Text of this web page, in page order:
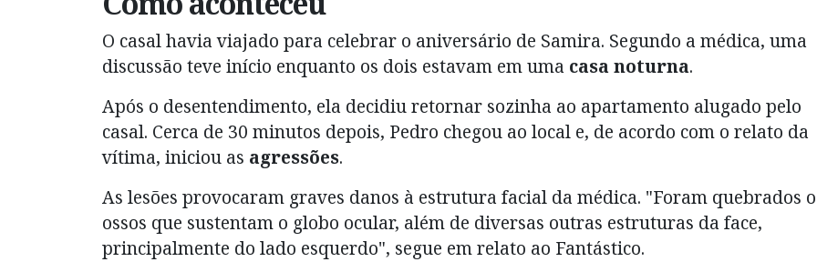
O casal havia viajado para celebrar o aniversário de Samira. Segundo a médica, uma
discussão teve início enquanto os dois estavam em uma casa noturna.
Após o desentendimento, ela decidiu retornar sozinha ao apartamento alugado pelo
casal. Cerca de 30 minutos depois, Pedro chegou ao local e, de acordo com o relato da
vítima, iniciou as agressões.
As lesões provocaram graves danos à estrutura facial da médica. "Foram quebrados
ossos que sustentam o globo ocular, além de diversas outras estruturas da face,
principalmente do lado esquerdo", segue em relato ao Fantástico.